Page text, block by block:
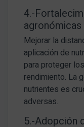
4.-
agronómicas
Mejorar la
aplicación de
para proteger
rendimiento. La
nutrientes es
adversas.
5.-Adopción